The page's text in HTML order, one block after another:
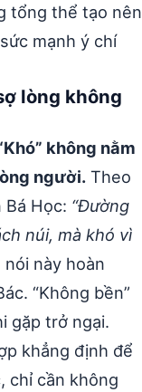
tổng thể tạo nên
mạnh ý chí
lòng không
không nằm
người. Theo
Học: “Đường
núi, mà khó vì
này hoàn
“Không bền”
gặp trở ngại.
khẳng định để
chỉ cần không